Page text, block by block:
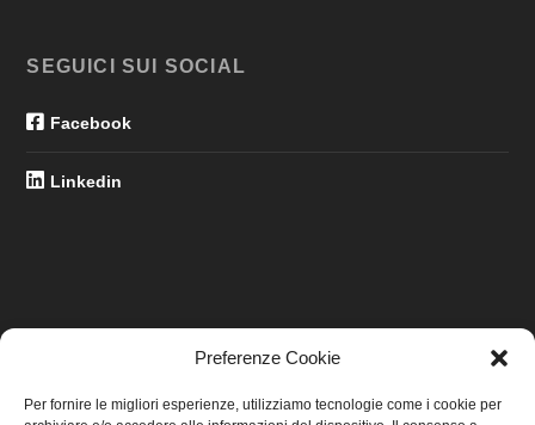
Preferenze Cookie
Per fornire le migliori esperienze, utilizziamo tecnologie come i cookie per
SEGUICI SUI SOCIAL
Facebook
Linkedin